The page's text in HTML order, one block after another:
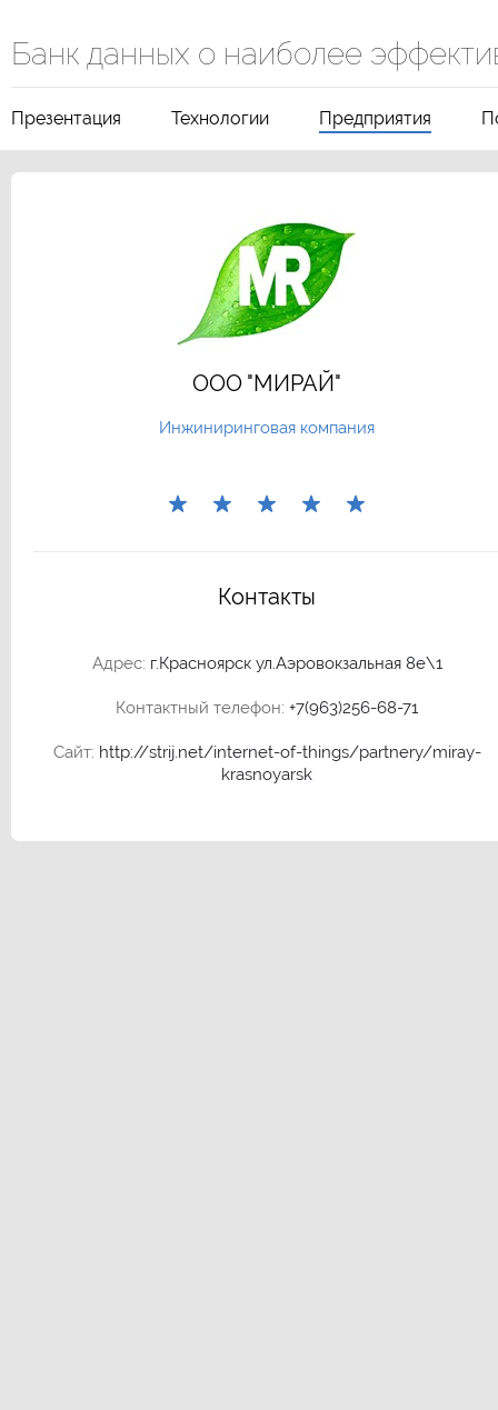
Банк данных о наиболее
Презентация Технологии Предприятия
ООО "МИРАЙ"
Инжиниринговая компания
Контакты
Адрес: г.Красноярск ул.Аэровокзальная 8е\1
Контактный телефон: +7(963)256-68-71
Сайт: http://strij.net/internet-of-things/partnery/miray-
krasnoyarsk